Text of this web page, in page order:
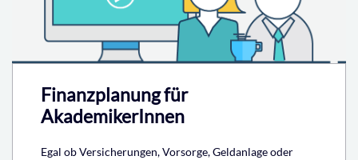
Finanzplanung für
AkademikerInnen
Egal ob Versicherungen, Vorsorge, Geldanlage oder